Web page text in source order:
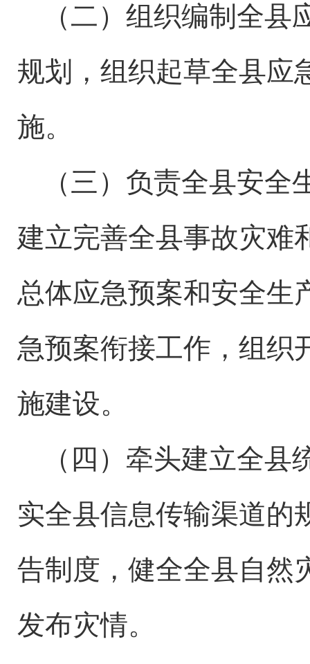
（二）组织编制全县
规划，组织起草全县应
施。
（三）负责全县安全
建立完善全县事故灾难
总体应急预案和安全生
急预案衔接工作，组织
施建设。
（四）牵头建立全县
实全县信息传输渠道的
告制度，健全全县自然
发布灾情。